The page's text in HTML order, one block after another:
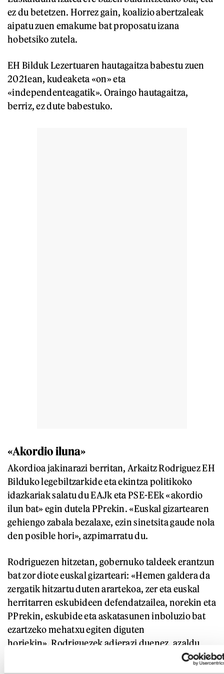
ez du betetzen. Horrez gain, koalizio abertzaleak
aipatu zuen emakume bat proposatu izana
hobetsiko zutela.
EH Bilduk Lezertuaren hautagaitza babestu zuen
2021ean, kudeaketa «on» eta
«independenteagatik». Oraingo hautagaitza,
berriz, ez dute babestuko.
«Akordio iluna»
Akordioa jakinarazi berritan, Arkaitz Rodriguez EH
Bilduko legebiltzarkide eta ekintza politikoko
idazkariak salatu du EAJk eta PSE-EEk «akordio
ilun bat» egin dutela PPrekin. «Euskal gizartearen
gehiengo zabala bezalaxe, ezin sinetsita gaude nola
den posible hori», azpimarratu du.
Rodriguezen hitzetan, gobernuko taldeek erantzun
bat zor diote euskal gizarteari: «Hemen galdera da
zergatik hitzartu duten arartekoa, zer eta euskal
herritarren eskubideen defendatzailea, norekin eta
PPrekin, eskubide eta askatasunen inboluzio bat
ezartzeko mehatxu egiten diguten
horiekin». Rodriguezek adierazi duenez, azaldu
beharko dute, halaber, «zeren truke» hitzartu